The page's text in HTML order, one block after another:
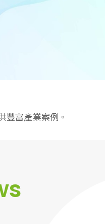
豐富產業案例。